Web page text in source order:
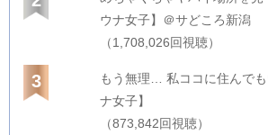
ウナ女子】＠サどころ新潟
（1,708,026回視聴）
3
もう無理… 私ココに住んで
ナ女子】
（873,842回視聴）